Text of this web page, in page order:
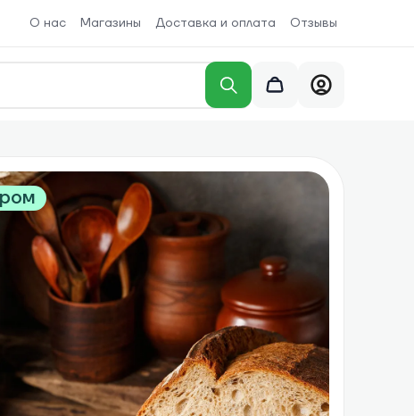
О нас Магазины Доставка и оплата Отзывы